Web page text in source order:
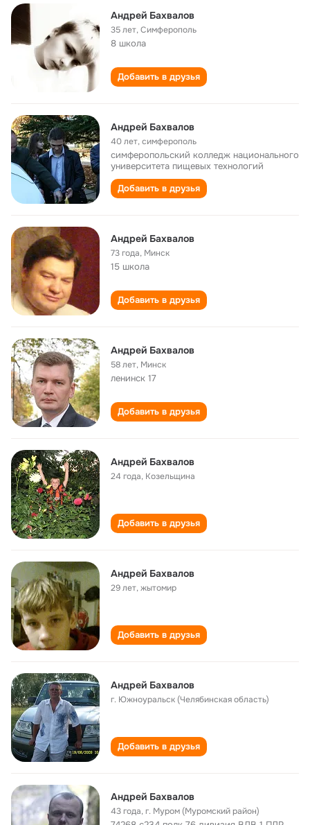
Андрей Бахвалов
35 лет,Симферополь
8 школа
Добавить в друзья
Андрей Бахвалов
40 лет,симферополь
симферопольский колледж национального
университета пищевых технологий
Добавить в друзья
Андрей Бахвалов
73 года, Минск
15 школа
Добавить в друзья
Андрей Бахвалов
58 лет, Минск
ленинск 17
Добавить в друзья
Андрей Бахвалов
24 года, Козельщина
Добавить в друзья
Андрей Бахвалов
29 лет,жытомир
Добавить в друзья
Андрей Бахвалов
г. Южноуральск (Челябинская область)
Добавить в друзья
Андрей Бахвалов
43 года,г. Муром (Муромский район)